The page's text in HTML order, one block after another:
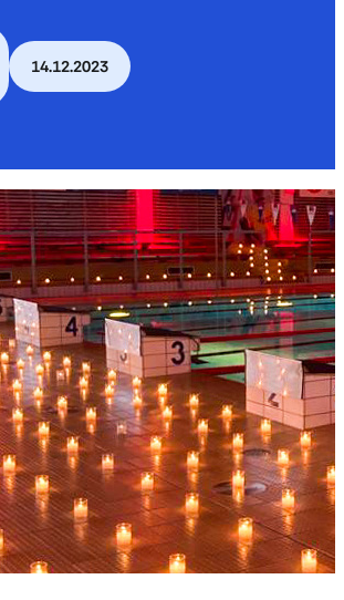
14.12.2023